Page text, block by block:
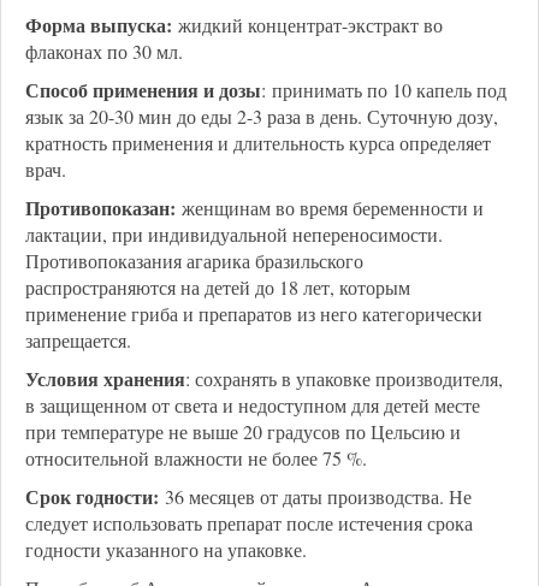
Форма выпуска: жидкий концентрат-экстракт во
флаконах по 30 мл.
Способ применения и дозы: принимать по 10 капель под
язык за 20-30 мин до еды 2-3 раза в день. Суточную дозу,
кратность применения и длительность курса определяет
врач.
Противопоказан: женщинам во время беременности и
лактации, при индивидуальной непереносимости.
Противопоказания агарика бразильского
распространяются на детей до 18 лет, которым
применение гриба и препаратов из него категорически
запрещается.
Условия хранения: сохранять в упаковке производителя,
в защищенном от света и недоступном для детей месте
при температуре не выше 20 градусов по Цельсию и
относительной влажности не более 75 %.
Срок годности: 36 месяцев от даты производства. Не
следует использовать препарат после истечения срока
годности указанного на упаковке.